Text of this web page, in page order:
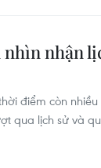
nhận
điểm còn
qua lịch sử và